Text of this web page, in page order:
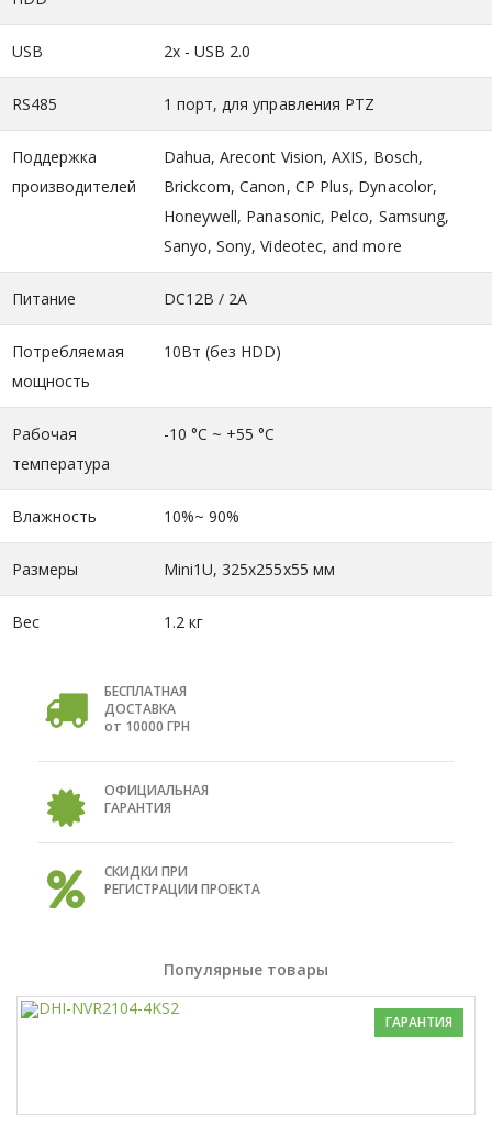
USB 2х - USB 2.0
RS485 1 порт, для управления PTZ
Поддержка
производителей
Dahua, Arecont Vision, AXIS, Bosch,
Brickcom, Canon, CP Plus, Dynacolor,
Honeywell, Panasonic, Pelco, Samsung,
Sanyo, Sony, Videotec, and more
Питание DC12В / 2A
Потребляемая
мощность
10Вт (без HDD)
Рабочая
температура
-10 °C ~ +55 °C
Влажность 10%~ 90%
Размеры Mini1U, 325x255x55 мм
Вес 1.2 кг
БЕСПЛАТНАЯ
ДОСТАВКА
от 10000 ГРН
ОФИЦИАЛЬНАЯ
ГАРАНТИЯ
СКИДКИ ПРИ
РЕГИСТРАЦИИ ПРОЕКТА
Популярные товары
ГАРАНТИЯ